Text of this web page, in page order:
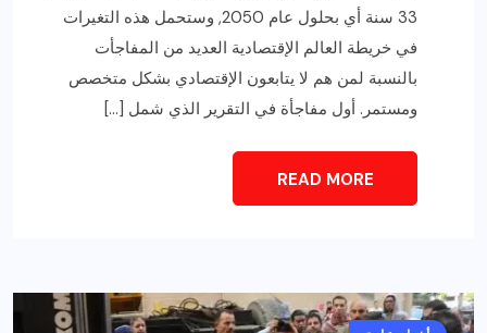
33 سنة أي بحلول عام 2050, وستحمل هذه التغيرات
في خريطة العالم الإقتصادية العديد من المفاجأت
بالنسبة لمن هم لا يتابعون الإقتصادي بشكل متخصص
ومستمر. أول مفاجأة في التقرير الذي شمل […]
READ MORE